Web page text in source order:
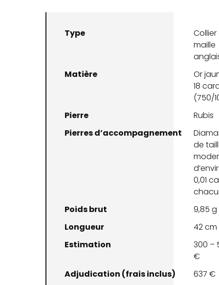
Type
Collier
maille
Matière
Or
18
(750/
Pierre
Rubis
Pierres d’accompagnement
de
0,01
Poids brut
9,85 g
Longueur
42 cm
Estimation
300 –
€
Adjudication (frais inclus)
637 €